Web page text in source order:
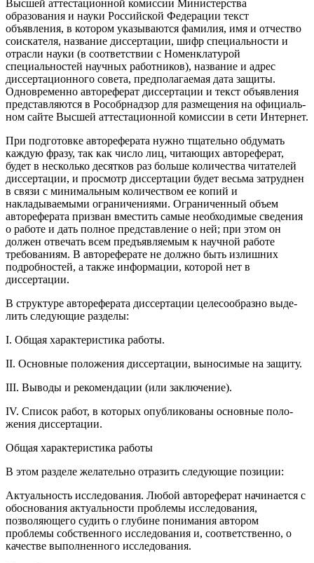
Высшей аттестационной комиссии Министерства
образования и науки Российской Федерации текст
объявления, в котором указыва­ются фамилия, имя и отчество
соискателя, название диссерта­ции, шифр специальности и
отрасли науки (в соответствии с Номенклатурой
специальностей научных работников), название и адрес
диссертационного совета, предполагаемая дата защиты.
Одновременно автореферат диссертации и текст объявления
представляются в Рособрнадзор для размещения на официаль­
ном сайте Высшей аттестационной комиссии в сети Интернет.
При подготовке автореферата нужно тщательно обдумать
каждую фразу, так как число лиц, читающих автореферат,
будет в несколько десятков раз больше количества читателей
диссер­тации, и просмотр диссертации будет весьма затруднен
в связи с минимальным количеством ее копий и
накладываемыми огра­ничениями. Ограниченный объем
автореферата призван вмес­тить самые необходимые сведения
о работе и дать полное пред­ставление о ней; при этом он
должен отвечать всем предъявляемым к научной работе
требованиям. В автореферате не должно быть излишних
подробностей, а также информации, которой нет в
диссертации.
В структуре автореферата диссертации целесообразно выде­
лить следующие разделы:
I. Общая характеристика работы.
II. Основные положения диссертации, выносимые на защиту.
III. Выводы и рекомендации (или заключение).
IV. Список работ, в которых опубликованы основные поло­
жения диссертации.
Общая характеристика работы
В этом разделе желательно отразить следующие позиции:
Актуальность исследования. Любой автореферат начинается с
обоснования актуальности проблемы исследования,
позволяю­щего судить о глубине понимания автором
проблемы собствен­ного исследования и, соответственно, о
качестве выполненного исследования.